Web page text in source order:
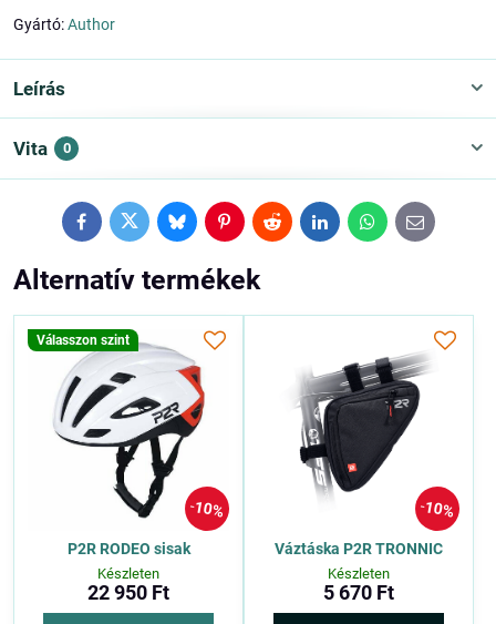
Gyártó:Author
Leírás
Vita 0
FacebookTwitterBlueskyPinterestRedditLinkedInWhatsApp
E-
mail
Alternatív termékek
10%
Válasszon szint
P2R RODEO sisak
Készleten
22 950 Ft
10%
Váztáska P2R TRONNIC
Készleten
5 670 Ft